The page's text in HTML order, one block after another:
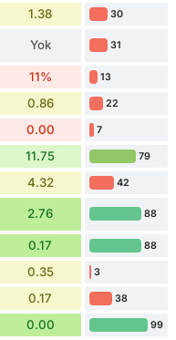
1.38 30
Yok 31
11% 13
0.86 22
0.00 7
11.75 79
4.32 42
2.76 88
0.17 88
0.35 3
0.17 38
0.00 99